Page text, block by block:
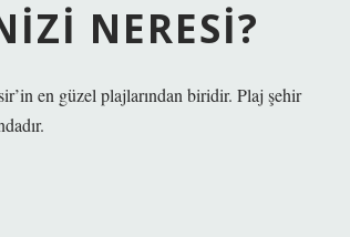
NERESI?
en güzel plajlarından biridir. Plaj şehir